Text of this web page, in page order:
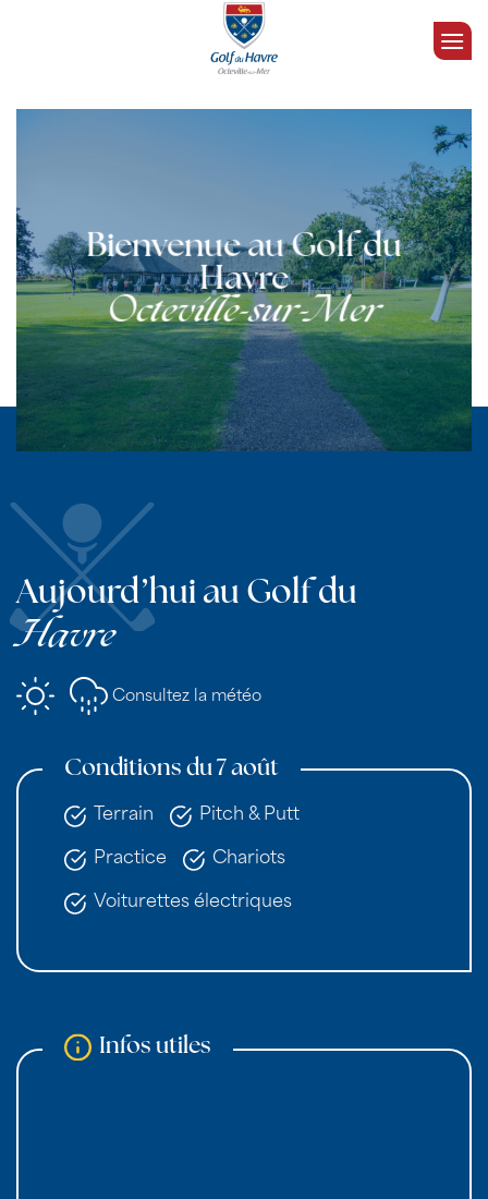
Bienvenue au Golf du
Havre
Octeville-sur-Mer
Aujourd’hui au Golf du
Havre
Consultez la météo
Conditions du 7 août
Terrain Pitch & Putt
Practice Chariots
Voiturettes électriques
Infos utiles